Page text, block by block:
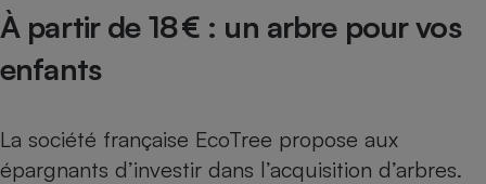
À partir de 18 € : un arbre pour vos
enfants
La société française EcoTree propose aux
épargnants d’investir dans l’acquisition d’arbres.
induction
Radiateur électrique